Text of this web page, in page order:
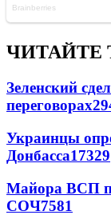
ЧИТАЙТЕ
Зеленский
переговорах
Украинцы
Донбасса17329
Майора ВСП
СОЧ7581